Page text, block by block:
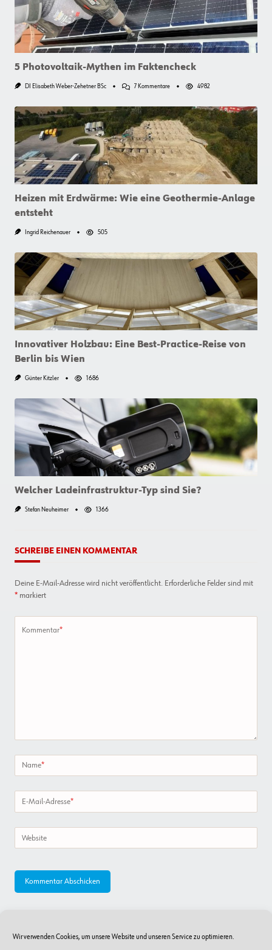
Wir verwenden Cookies, um unsere Website und unseren Service zu optimieren.
5 Photovoltaik-Mythen im Faktencheck
DI Elisabeth Weber-Zehetner BSc 7 KommentareZu
Mythen
Im
Faktencheck
4982
Heizen mit Erdwärme: Wie eine Geothermie-Anlage
entsteht
Ingrid Reichenauer 505
Innovativer Holzbau: Eine Best-Practice-Reise von
Berlin bis Wien
Günter Kitzler 1686
Welcher Ladeinfrastruktur-Typ sind Sie?
Stefan Neuheimer 1366
SCHREIBE EINEN KOMMENTAR
Deine E-Mail-Adresse wird nicht veröffentlicht. Erforderliche Felder sind mit
* markiert
Kommentar*
Name*
E-Mail-Adresse*
Website